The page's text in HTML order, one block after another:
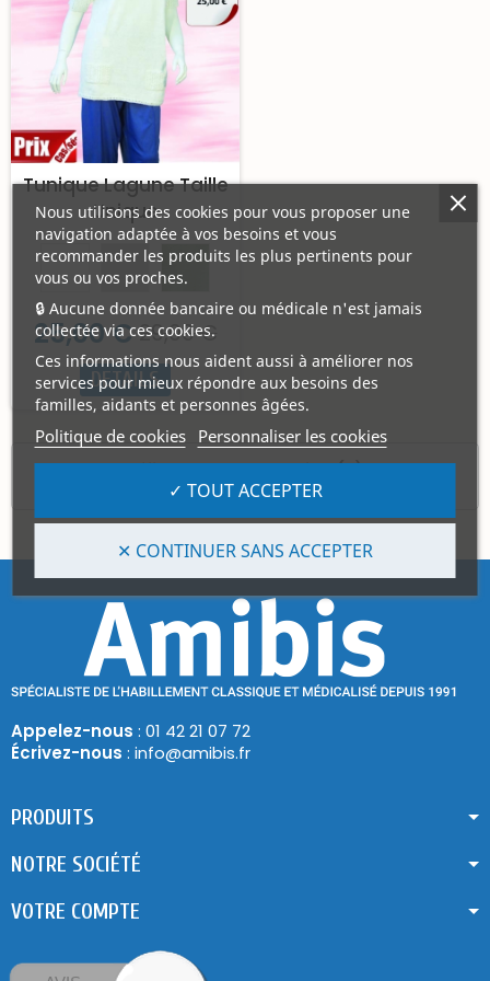
Tunique Lagune Taille
Unique
25,00 € 29,00 €
DETAILS
Affichage 1-1 de 1 article(s)
Appelez-nous : 01 42 21 07 72
Écrivez-nous : info@amibis.fr
PRODUITS
NOTRE SOCIÉTÉ
VOTRE COMPTE
Nous utilisons des cookies pour vous proposer une
navigation adaptée à vos besoins et vous
recommander les produits les plus pertinents pour
vous ou vos proches.
🔒 Aucune donnée bancaire ou médicale n'est jamais
collectée via ces cookies.
Ces informations nous aident aussi à améliorer nos
services pour mieux répondre aux besoins des
familles, aidants et personnes âgées.
Politique de cookies Personnaliser les cookies
✕ CONTINUER SANS ACCEPTER
✓ TOUT ACCEPTER